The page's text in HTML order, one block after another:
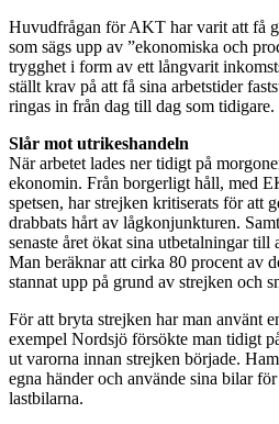
Huvudfrågan för AKT har varit att få
som sägs upp av ”ekonomiska och
trygghet i form av ett långvarit
ställt krav på att få sina arbetstider
ringas in från dag till dag som tidigare.
Slår mot utrikeshandeln
När arbetet lades ner tidigt på
ekonomin. Från borgerligt håll, med
spetsen, har strejken kritiserats för att
drabbats hårt av lågkonjunkturen.
senaste året ökat sina utbetalningar till
Man beräknar att cirka 80 procent av
stannat upp på grund av strejken och
För att bryta strejken har man använt
exempel Nordsjö försökte man tidigt
ut varorna innan strejken började.
egna händer och använde sina bilar
lastbilarna.